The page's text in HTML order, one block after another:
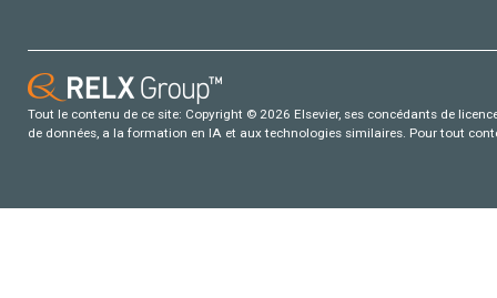
Tout le contenu de ce site: Copyright © 2026 Elsevier, ses concédants de
de données, a la formation en IA et aux technologies similaires. Pour tout